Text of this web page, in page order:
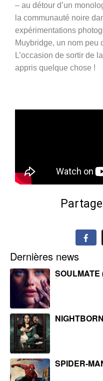
– au détour d’un
la communauté noire
expérimentations
Muybridge, un nom peu
L’occasion de sortir de
appris quelque chose !
Dernières news
SOULMATE
SPIDER-